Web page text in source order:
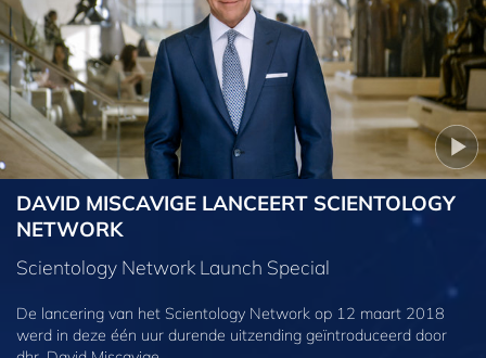
DAVID MISCAVIGE LANCEERT SCIENTOLOGY
NETWORK
Scientology Network Launch Special
De lancering van het Scientology Network op 12 maart 2018
werd in deze één uur durende uitzending geïntroduceerd door